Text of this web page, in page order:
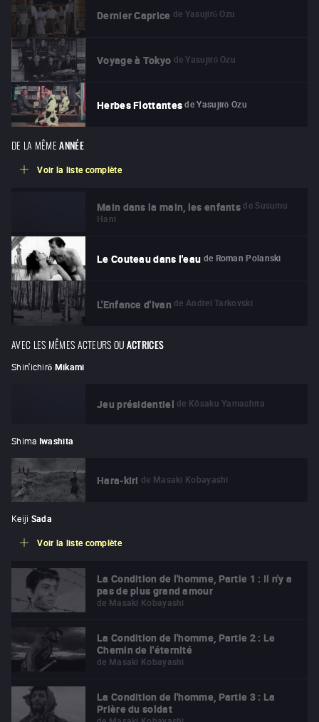
Dernier Caprice de Yasujirō Ozu
Voyage à Tokyo de Yasujirō Ozu
Herbes Flottantes de Yasujirō Ozu
DE LA MÊME ANNÉE
Voir la liste complète
Main dans la main, les enfants de Susumu
Hani
Le Couteau dans l'eau de Roman Polanski
L'Enfance d'Ivan de Andreï Tarkovski
AVEC LES MÊMES ACTEURS OUACTRICES
Shin'ichirō Mikami
Jeu présidentiel de Kôsaku Yamashita
Shima Iwashita
Hara-kiri de Masaki Kobayashi
Keiji Sada
Voir la liste complète
La Condition de l'homme, Partie 1 : Il n'y a
pas de plus grand amour
de Masaki Kobayashi
La Condition de l'homme, Partie 2 : Le
Chemin de l'éternité
de Masaki Kobayashi
La Condition de l'homme, Partie 3 : La
Prière du soldat